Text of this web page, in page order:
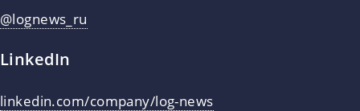
@lognews_ru
LinkedIn
linkedin.com/company/log-news